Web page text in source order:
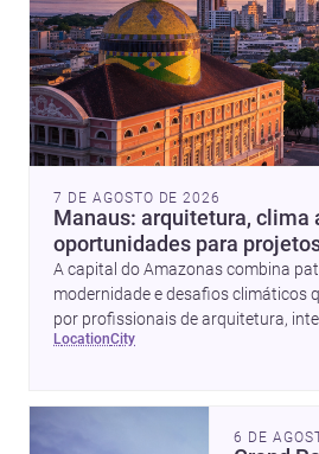
7 DE AGOSTO DE 2026
Manaus: arquitetura, clima
oportunidades para
A capital do Amazonas combina
modernidade e desafios climáticos
por profissionais de arquitetura,
obras ainda mais estratégica.
location city
6 DE